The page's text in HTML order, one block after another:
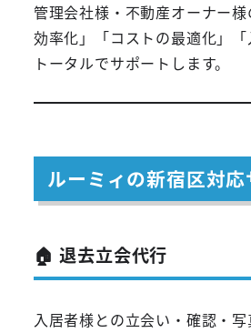
管理会社様・不動産オーナー
効率化」「コストの最適化」
トータルでサポートします。
ルーミィの新宿区対応
🏠 退去立会代行
入居者様との立会い・確認・